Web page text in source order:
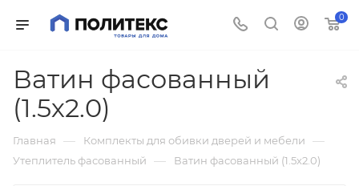
0
Ватин фасованный
(1.5х2.0)
Главная — Комплекты для обивки дверей и мебели —
Утеплитель фасованный — Ватин фасованный (1.5х2.0)